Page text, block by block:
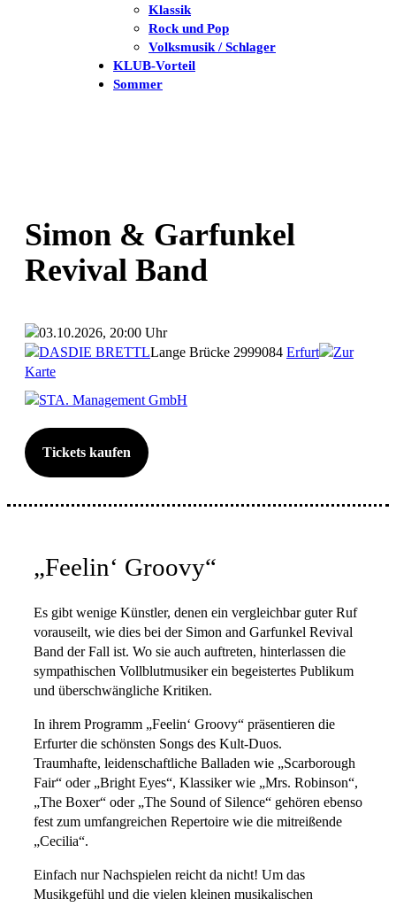
Klassik
Rock und Pop
Volksmusik / Schlager
KLUB-Vorteil
Sommer
Simon & Garfunkel
Revival Band
03.10.2026, 20:00 Uhr
DASDIE BRETTLLange Brücke 2999084 Erfurt
Zur
Karte
STA. Management GmbH
Tickets kaufen
„Feelin‘ Groovy“
Es gibt wenige Künstler, denen ein vergleichbar guter Ruf
vorauseilt, wie dies bei der Simon and Garfunkel Revival
Band der Fall ist. Wo sie auch auftreten, hinterlassen die
sympathischen Vollblutmusiker ein begeistertes Publikum
und überschwängliche Kritiken.
In ihrem Programm „Feelin‘ Groovy“ präsentieren die
Erfurter die schönsten Songs des Kult-Duos.
Traumhafte, leidenschaftliche Balladen wie „Scarborough
Fair“ oder „Bright Eyes“, Klassiker wie „Mrs. Robinson“,
„The Boxer“ oder „The Sound of Silence“ gehören ebenso
fest zum umfangreichen Repertoire wie die mitreißende
„Cecilia“.
Einfach nur Nachspielen reicht da nicht! Um das
Musikgefühl und die vielen kleinen musikalischen